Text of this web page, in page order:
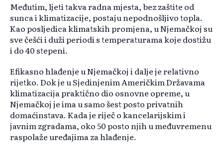
Međutim, ljeti takva radna mjesta, bez zaštite od
sunca i klimatizacije, postaju nepodnošljivo topla.
Kao posljedica klimatskih promjena, u Njemačkoj su
sve češći i duži periodi s temperaturama koje dostižu
i do 40 stepeni.
Efikasno hlađenje u Njemačkoj i dalje je relativno
rijetko. Dok je u Sjedinjenim Američkim Državama
klimatizacija praktično dio osnovne opreme, u
Njemačkoj je ima u samo šest posto privatnih
domaćinstava. Kada je riječ o kancelarijskim i
javnim zgradama, oko 50 posto njih u međuvremenu
raspolaže uređajima za hlađenje.